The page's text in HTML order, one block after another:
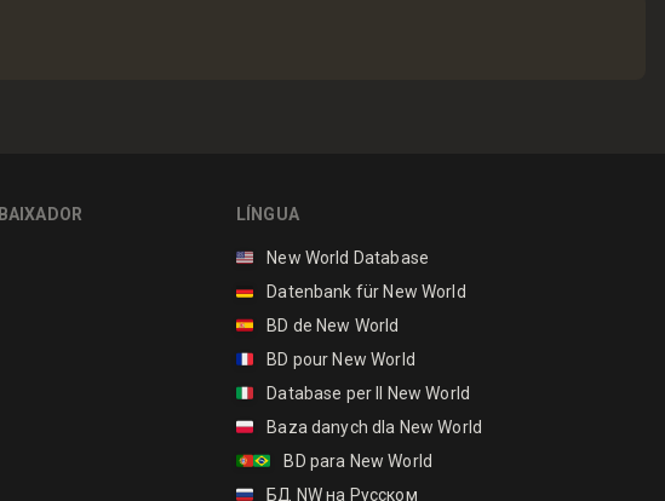
LÍNGUA
🇺🇸
New World Database
🇩🇪
Datenbank für New World
🇪🇸
BD de New World
🇫🇷
BD pour New World
🇮🇹
Database per Il New World
🇵🇱
Baza danych dla New World
🇵🇹🇧🇷
BD para New World
🇷🇺
БД NW на Русском